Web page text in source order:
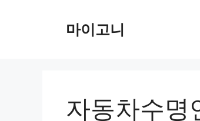
마이고니
자동차수명